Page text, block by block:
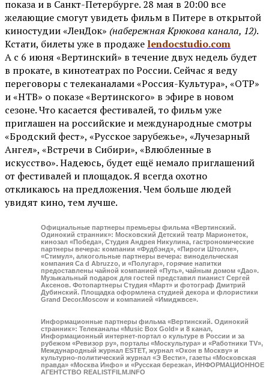
показа и в Санкт-Петербурге. 28 мая в 20:00 все
желающие смогут увидеть фильм в Питере в открытой
киностудии «ЛенДок» (набережная Крюкова канала, 12).
Кстати, билеты уже в продаже lendocstudio.com
А с 6 июня «Вертинский» в течение двух недель будет
в прокате, в кинотеатрах по России. Сейчас я веду
переговоры с телеканалами «Россия-Культура», «ОТР»
и «НТВ» о показе «Вертинского» в эфире в новом
сезоне. Что касается фестивалей, то фильм уже
приглашен на российские и международные смотры
«Бродский фест», «Русское зарубежье», «Лучезарный
Ангел», «Встречи в Сибири», «Влюбленные в
искусство». Надеюсь, будет ещё немало приглашений
от фестивалей и площадок. Я всегда охотно
откликаюсь на предложения. Чем больше людей
увидят кино, тем лучше.
Официальные партнеры премьеры фильма «Вертинский.
Одинокий странник»: Московский Детский театр Марионеток,
кинозал «Победа», Студия Андрея Никулина, гастрономические
партнеры вечера: компании «Фудбэнд», «Пироги Штолле»,
«Стимул», алкогольные партнеры вечера: винодельческая
компания Ca d Abruzzo, и «Полугар», горячие напитки
предоставлены чайной компанией «Путь», чайным домом «Дао».
Музыкальный подарок для гостей представил пианист Сергей
Аксенов. Фотопартнеры Студия «Март» и фотограф Дмитрий
Дубинский. Площадка оформлена студией декора и флористики
Grand Decor.Moscow и компанией «Имиджвсе».
Информационные партнеры фильма «Вертинский. Одинокий
странник»: Телеканалы «Music Box Gold» и 8 канал,
Информационный интернет-портал о культуре в России и за
рубежом «Ревизор ру», порталы «Москультура» и «Работники TV»,
Международный журнал ESTET, журнал «Окон в Москву» и
культурно-политический журнал «Э Вести», газеты «Московская
правда» «Москва Инфо» и «Русская березка», ИНФОРМАЦИОННОЕ
АГЕНТСТВО REALISTFILM.INFO